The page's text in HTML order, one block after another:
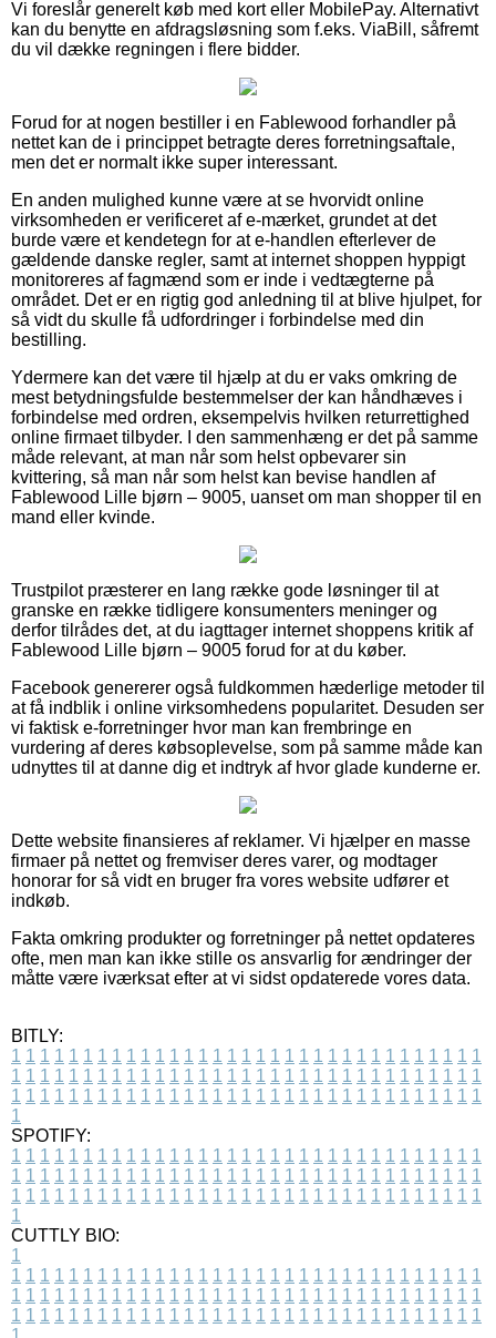
Vi foreslår generelt køb med kort eller MobilePay. Alternativt
kan du benytte en afdragsløsning som f.eks. ViaBill, såfremt
du vil dække regningen i flere bidder.
Forud for at nogen bestiller i en Fablewood forhandler på
nettet kan de i princippet betragte deres forretningsaftale,
men det er normalt ikke super interessant.
En anden mulighed kunne være at se hvorvidt online
virksomheden er verificeret af e-mærket, grundet at det
burde være et kendetegn for at e-handlen efterlever de
gældende danske regler, samt at internet shoppen hyppigt
monitoreres af fagmænd som er inde i vedtægterne på
området. Det er en rigtig god anledning til at blive hjulpet, for
så vidt du skulle få udfordringer i forbindelse med din
bestilling.
Ydermere kan det være til hjælp at du er vaks omkring de
mest betydningsfulde bestemmelser der kan håndhæves i
forbindelse med ordren, eksempelvis hvilken returrettighed
online firmaet tilbyder. I den sammenhæng er det på samme
måde relevant, at man når som helst opbevarer sin
kvittering, så man når som helst kan bevise handlen af
Fablewood Lille bjørn – 9005, uanset om man shopper til en
mand eller kvinde.
Trustpilot præsterer en lang række gode løsninger til at
granske en række tidligere konsumenters meninger og
derfor tilrådes det, at du iagttager internet shoppens kritik af
Fablewood Lille bjørn – 9005 forud for at du køber.
Facebook genererer også fuldkommen hæderlige metoder til
at få indblik i online virksomhedens popularitet. Desuden ser
vi faktisk e-forretninger hvor man kan frembringe en
vurdering af deres købsoplevelse, som på samme måde kan
udnyttes til at danne dig et indtryk af hvor glade kunderne er.
Dette website finansieres af reklamer. Vi hjælper en masse
firmaer på nettet og fremviser deres varer, og modtager
honorar for så vidt en bruger fra vores website udfører et
indkøb.
Fakta omkring produkter og forretninger på nettet opdateres
ofte, men man kan ikke stille os ansvarlig for ændringer der
måtte være iværksat efter at vi sidst opdaterede vores data.
BITLY:
1 1 1 1 1 1 1 1 1 1 1 1 1 1 1 1 1 1 1 1 1 1 1 1 1 1 1 1 1 1 1 1 1
1 1 1 1 1 1 1 1 1 1 1 1 1 1 1 1 1 1 1 1 1 1 1 1 1 1 1 1 1 1 1 1 1
1 1 1 1 1 1 1 1 1 1 1 1 1 1 1 1 1 1 1 1 1 1 1 1 1 1 1 1 1 1 1 1 1
1
SPOTIFY:
1 1 1 1 1 1 1 1 1 1 1 1 1 1 1 1 1 1 1 1 1 1 1 1 1 1 1 1 1 1 1 1 1
1 1 1 1 1 1 1 1 1 1 1 1 1 1 1 1 1 1 1 1 1 1 1 1 1 1 1 1 1 1 1 1 1
1 1 1 1 1 1 1 1 1 1 1 1 1 1 1 1 1 1 1 1 1 1 1 1 1 1 1 1 1 1 1 1 1
1
CUTTLY BIO:
1
1 1 1 1 1 1 1 1 1 1 1 1 1 1 1 1 1 1 1 1 1 1 1 1 1 1 1 1 1 1 1 1 1
1 1 1 1 1 1 1 1 1 1 1 1 1 1 1 1 1 1 1 1 1 1 1 1 1 1 1 1 1 1 1 1 1
1 1 1 1 1 1 1 1 1 1 1 1 1 1 1 1 1 1 1 1 1 1 1 1 1 1 1 1 1 1 1 1 1